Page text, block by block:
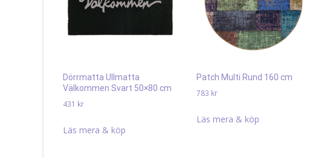
Dörrmatta Ullmatta
Välkommen Svart 50×80 cm
431 kr
Läs mera & köp
Patch Multi Rund 160 cm
783 kr
Läs mera & köp